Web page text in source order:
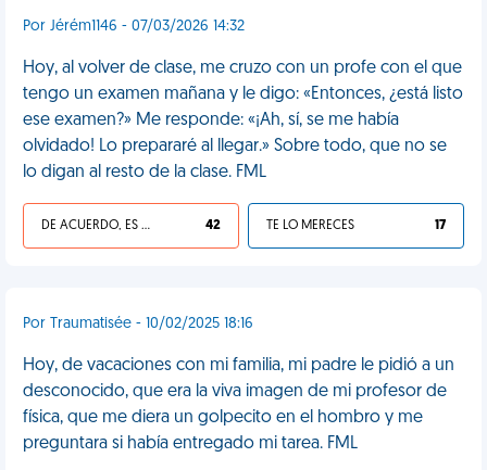
Por Jérém1146 - 07/03/2026 14:32
Hoy, al volver de clase, me cruzo con un profe con el que
tengo un examen mañana y le digo: «Entonces, ¿está listo
ese examen?» Me responde: «¡Ah, sí, se me había
olvidado! Lo prepararé al llegar.» Sobre todo, que no se
lo digan al resto de la clase. FML
DE ACUERDO, ES UNA VIDA HP 42 TE LO MERECES 17
Por Traumatisée - 10/02/2025 18:16
Hoy, de vacaciones con mi familia, mi padre le pidió a un
desconocido, que era la viva imagen de mi profesor de
física, que me diera un golpecito en el hombro y me
preguntara si había entregado mi tarea. FML